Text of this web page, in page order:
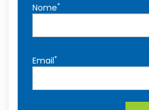
Nome*
Email*